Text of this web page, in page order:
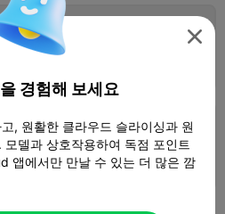
2 walls, 15% infill
2 walls, 15% infill
09m  1 플레이트  30.17g

경험해 보세요
, 원활한 클라우드 슬라이싱과 원
델과 상호작용하여 독점 포인트
앱에서만 만날 수 있는 더 많은 깜